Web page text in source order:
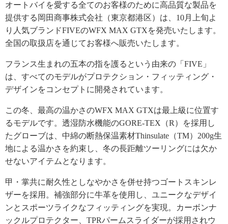
オートバイを愛する全てのお客様のために高品質な製品を
提供する岡田商事株式会社（東京都港区）は、10月上旬よ
り人気ブランドFIVEのWFX MAX GTXを発売いたします。
全国の取扱店を通じてお客様へ販売いたします。
フランス生まれの五本の指を護るという由来の「FIVE」
は、すべてのモデルがプロテクション・フィッティング・
デザインをコンセプトに開発されています。
この冬、最高の温かさのWFX MAX GTXは最上級に位置す
るモデルです。透湿防水機能のGORE-TEX（R）を採用し
たグローブは、中綿の断熱保温素材Thinsulate（TM）200g生
地による温かさを約束し、冬の長距離ツーリングには欠か
せないアイテムとなります。
甲・掌共に耐久性としなやかさを併せ持つゴートスキンレ
ザーを採用。補強部分に牛革を使用し、ユニークなデザイ
ンとスポーツライクなフィッティングを実現。カーボンナ
ックルプロテクター、TPRパームスライダーが採用されウ